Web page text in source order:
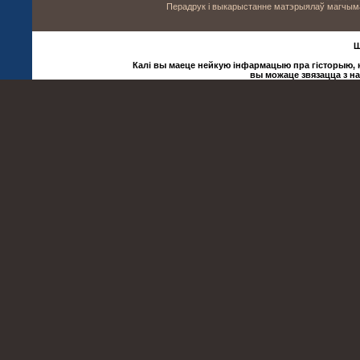
Перадрук і выкарыстанне матэрыялаў
Калі вы маеце нейкую інфармацыю пра гісторыю,
вы можаце звязацца з